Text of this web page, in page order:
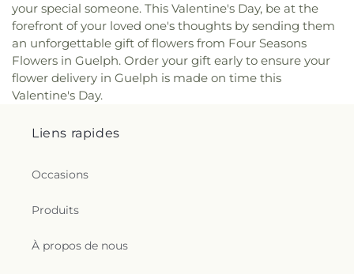
your special someone. This Valentine's Day, be at the
forefront of your loved one's thoughts by sending them
an unforgettable gift of flowers from Four Seasons
Flowers in Guelph. Order your gift early to ensure your
flower delivery in Guelph is made on time this
Valentine's Day.
Liens rapides
Occasions
Produits
À propos de nous